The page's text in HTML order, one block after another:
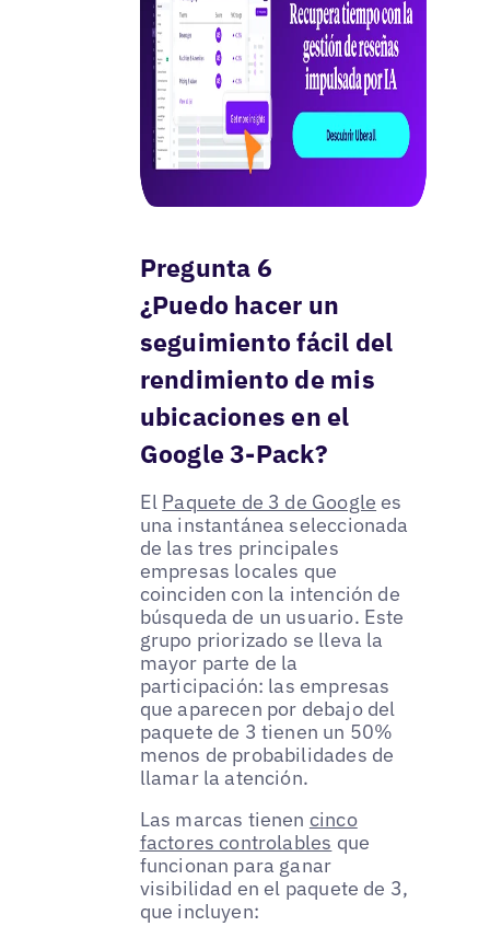
Pregunta 6
¿Puedo hacer un
seguimiento fácil del
rendimiento de mis
ubicaciones en el
Google 3-Pack?
El Paquete de 3 de Google es
una instantánea seleccionada
de las tres principales
empresas locales que
coinciden con la intención de
búsqueda de un usuario. Este
grupo priorizado se lleva la
mayor parte de la
participación: las empresas
que aparecen por debajo del
paquete de 3 tienen un 50%
menos de probabilidades de
llamar la atención.
Las marcas tienen cinco
factores controlables que
funcionan para ganar
visibilidad en el paquete de 3,
que incluyen: